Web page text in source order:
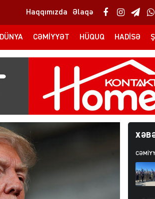
Haqqımızda Əlaqə
DÜNYA CƏMIYYƏT HÜQUQ HADISƏ